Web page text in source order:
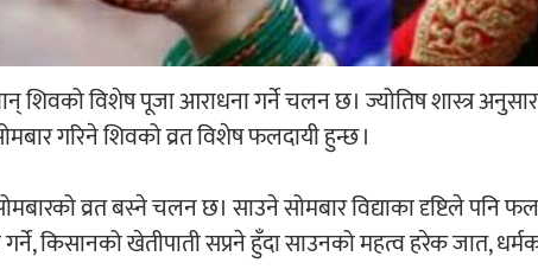
शिवको विशेष पूजा आराधना गर्ने चलन छ। ज्योतिष शास्त्र
गरिने शिवको व्रत विशेष फलदायी हुन्छ ।
व्रत बस्ने चलन छ। साउने सोमबार विद्याका दृष्टिले पनि
गर्ने, किसानको खेतीपाती सप्रने हुँदा साउनको महत्व हरेक जात,